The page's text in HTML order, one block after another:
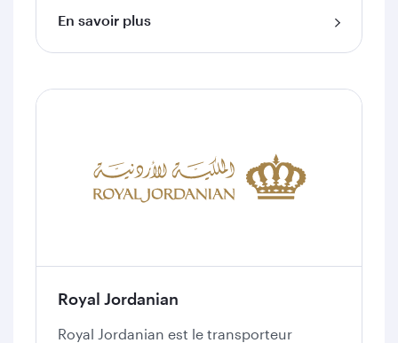
En savoir plus
Royal Jordanian
Royal Jordanian est le transporteur